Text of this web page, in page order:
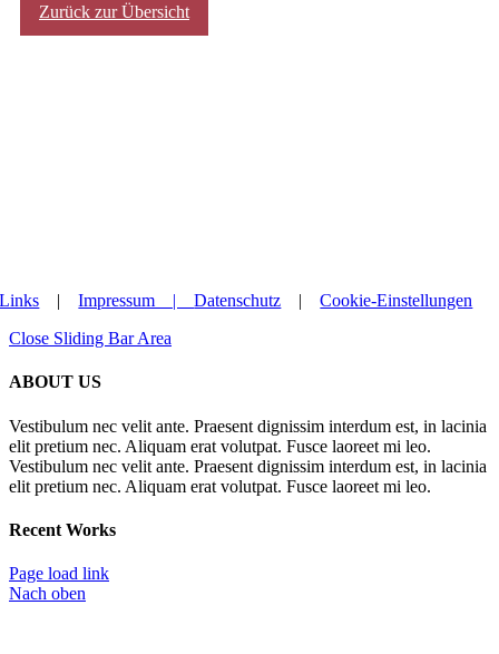
Zurück zur Übersicht
Links |Impressum |Datenschutz |Cookie-Einstellungen
Close Sliding Bar Area
ABOUT US
Vestibulum nec velit ante. Praesent dignissim interdum est, in lacinia
elit pretium nec. Aliquam erat volutpat. Fusce laoreet mi leo.
Vestibulum nec velit ante. Praesent dignissim interdum est, in lacinia
elit pretium nec. Aliquam erat volutpat. Fusce laoreet mi leo.
Recent Works
Page load link
Nach oben